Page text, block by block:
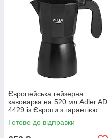
Європейська гейзерна
кавоварка на 520 мл Adler AD
4429 із Європи з гарантією
Готово до відправки